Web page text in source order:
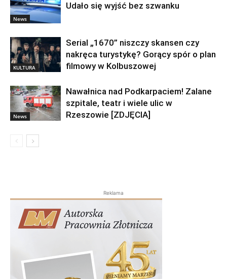
News
Udało się wyjść bez szwanku
KULTURA
Serial „1670” niszczy skansen czy
nakręca turystykę? Gorący spór o plan
filmowy w Kolbuszowej
News
Nawałnica nad Podkarpaciem! Zalane
szpitale, teatr i wiele ulic w
Rzeszowie [ZDJĘCIA]
Reklama